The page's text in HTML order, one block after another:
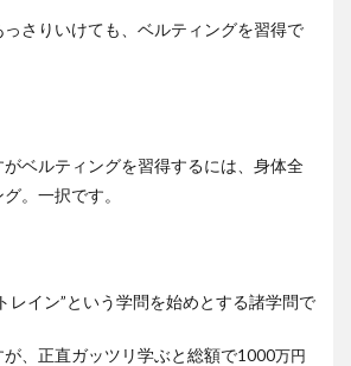
さりいけても、ベルティングを習得で
ベルティングを習得するには、身体全
。一択です。
レイン”という学問を始めとする諸学問で
、正直ガッツリ学ぶと総額で1000万円